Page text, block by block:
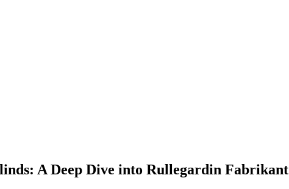
A Deep Dive into Rullegardin Fabrikant